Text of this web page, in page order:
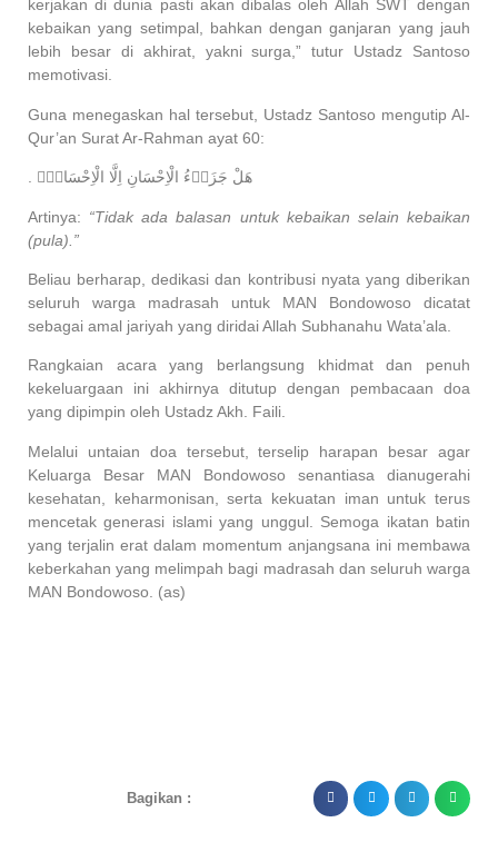
kerjakan di dunia pasti akan dibalas oleh Allah SWT dengan
kebaikan yang setimpal, bahkan dengan ganjaran yang jauh
lebih besar di akhirat, yakni surga,” tutur Ustadz Santoso
memotivasi.
Guna menegaskan hal tersebut, Ustadz Santoso mengutip Al-
Qur’an Surat Ar-Rahman ayat 60:
. هَلْ جَزَاۤءُ الْاِحْسَانِ اِلَّا الْاِحْسَانُۚ
Artinya: “Tidak ada balasan untuk kebaikan selain kebaikan
(pula).”
Beliau berharap, dedikasi dan kontribusi nyata yang diberikan
seluruh warga madrasah untuk MAN Bondowoso dicatat
sebagai amal jariyah yang diridai Allah Subhanahu Wata’ala.
Rangkaian acara yang berlangsung khidmat dan penuh
kekeluargaan ini akhirnya ditutup dengan pembacaan doa
yang dipimpin oleh Ustadz Akh. Faili.
Melalui untaian doa tersebut, terselip harapan besar agar
Keluarga Besar MAN Bondowoso senantiasa dianugerahi
kesehatan, keharmonisan, serta kekuatan iman untuk terus
mencetak generasi islami yang unggul. Semoga ikatan batin
yang terjalin erat dalam momentum anjangsana ini membawa
keberkahan yang melimpah bagi madrasah dan seluruh warga
MAN Bondowoso. (as)
Bagikan :